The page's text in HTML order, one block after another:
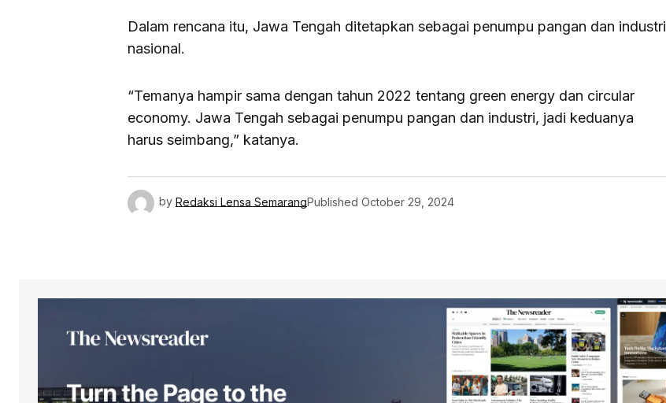
Dalam rencana itu, Jawa Tengah ditetapkan sebagai penumpu pangan dan industri
nasional.
“Temanya hampir sama dengan tahun 2022 tentang green energy dan circular
economy. Jawa Tengah sebagai penumpu pangan dan industri, jadi keduanya
harus seimbang,” katanya.
by Redaksi Lensa SemarangPublished October 29, 2024